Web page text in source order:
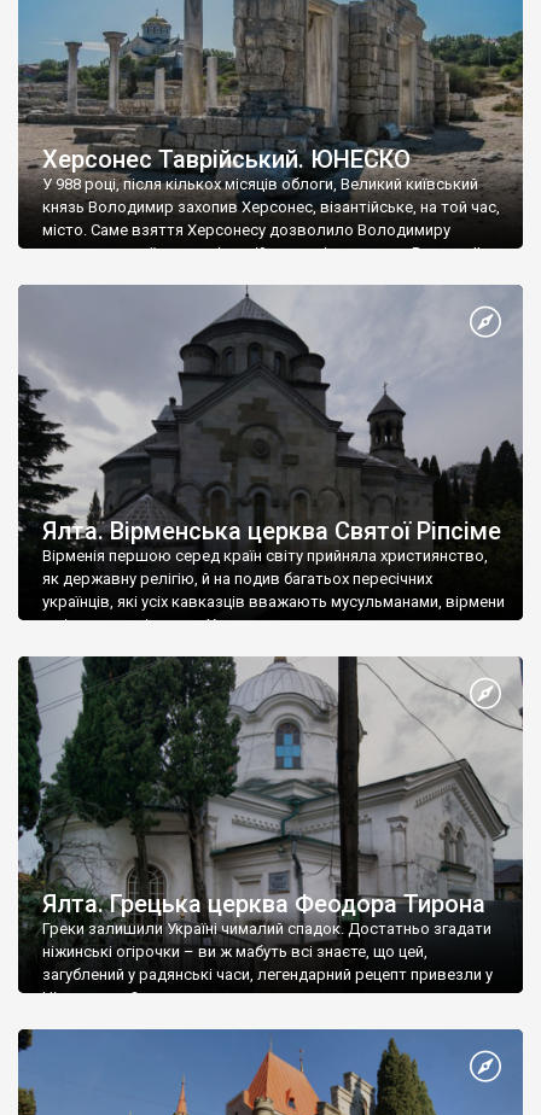
Херсонес Таврійський. ЮНЕСКО
У 988 році, після кількох місяців облоги, Великий київський
князь Володимир захопив Херсонес, візантійське, на той час,
місто. Саме взяття Херсонесу дозволило Володимиру
диктувати свої умови візантійському імператору Василю ІІ, та
Херсонесі Володимир-язичник, став Василем-християнином.
А потім було Хрещення Русі. На честь Херсонесу Таврійського
Ялта. Вірменська церква Святої Ріпсіме
Вірменія першою серед країн світу прийняла християнство,
як державну релігію, й на подив багатьох пересічних
українців, які усіх кавказців вважають мусульманами, вірмени
є відданими вірянами Христа
Ялта. Грецька церква Феодора Тирона
Греки залишили Україні чималий спадок. Достатньо згадати
ніжинські огірочки – ви ж мабуть всі знаєте, що цей,
загублений у радянські часи, легендарний рецепт привезли у
Ніжин греки?